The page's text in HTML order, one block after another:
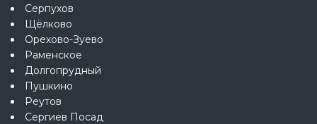
Серпухов
Щёлково
Орехово-Зуево
Раменское
Долгопрудный
Пушкино
Реутов
Сергиев Посад